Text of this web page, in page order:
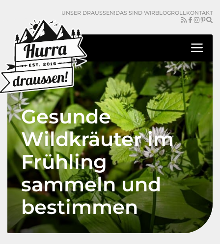
springen
UNSER DRAUSSEN! DAS SIND WIRBLOGROLLKONTAKT
Gesunde
Wildkräuter im
Frühling
sammeln und
bestimmen